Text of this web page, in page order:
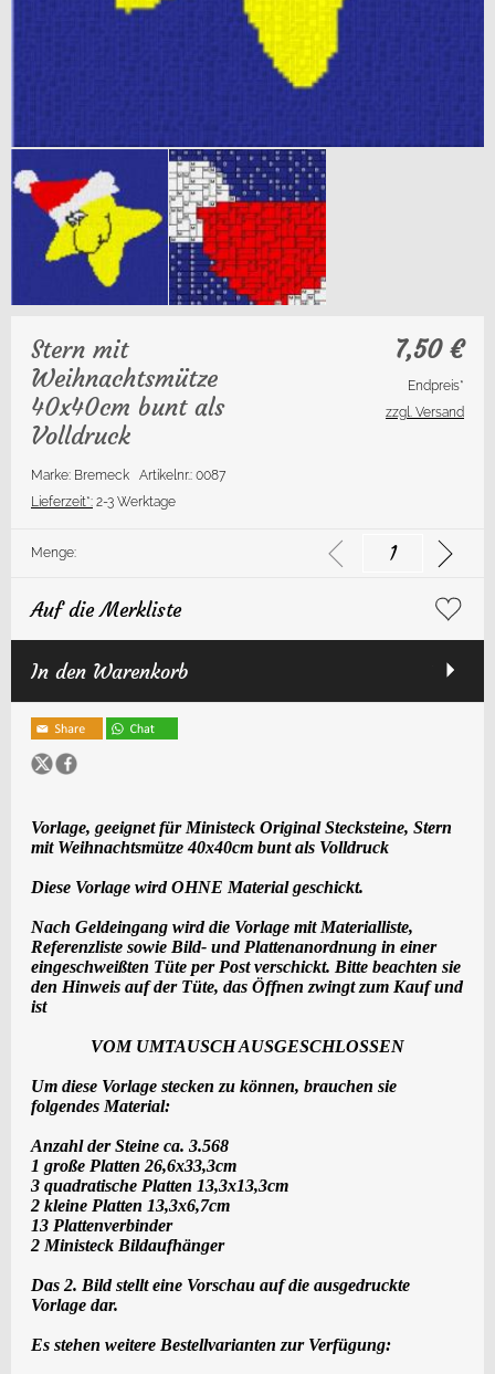
7,50€
Stern mit
Weihnachtsmütze
40x40cm bunt als
Volldruck
Marke: Bremeck Artikelnr.: 0087
Lieferzeit*: 2-3 Werktage
Endpreis*
zzgl. Versand
Menge:
Auf die Merkliste
In den Warenkorb
Vorlage, geeignet für Ministeck Original Stecksteine, Stern
mit Weihnachtsmütze 40x40cm buntals Volldruck
Diese Vorlage wird OHNE Material geschickt.
Nach Geldeingang wird die Vorlage mit Materialliste,
Referenzliste sowie Bild- und Plattenanordnung in einer
eingeschweißten Tüte per Post verschickt. Bitte beachten sie
den Hinweis auf der Tüte, das Öffnen zwingt zum Kauf und
ist
VOM UMTAUSCH AUSGESCHLOSSEN
Um diese Vorlage stecken zu können, brauchen sie
folgendes Material:
Anzahl der Steine ca. 3.568
1 große Platten 26,6x33,3cm
3 quadratische Platten 13,3x13,3cm
2 kleine Platten 13,3x6,7cm
13 Plattenverbinder
2 Ministeck Bildaufhänger
Das 2. Bild stellt eine Vorschau auf die ausgedruckte
Vorlage dar.
Es stehen weitere Bestellvarianten zur Verfügung: